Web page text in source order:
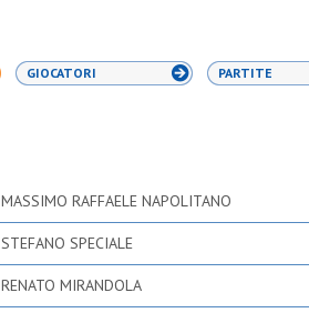
GIOCATORI PARTITE
MASSIMO RAFFAELE NAPOLITANO
STEFANO SPECIALE
RENATO MIRANDOLA